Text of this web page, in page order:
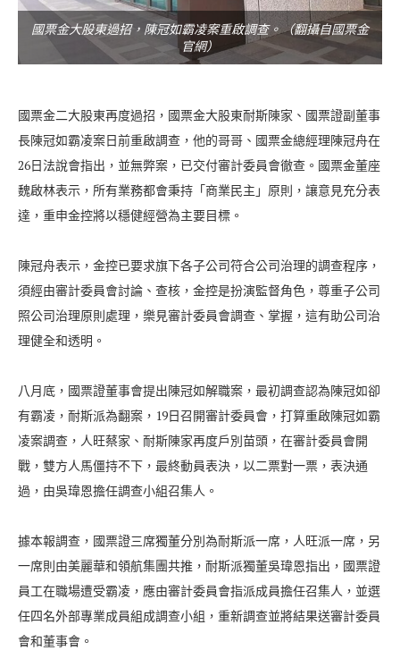
國票金大股東過招，陳冠如霸凌案重啟調查。（翻攝自國票金
官網）
國票金二大股東再度過招，國票金大股東耐斯陳家、國票證副董事
長陳冠如霸凌案日前重啟調查，他的哥哥、國票金總經理陳冠舟在
26日法說會指出，並無弊案，已交付審計委員會徹查。國票金董座
魏啟林表示，所有業務都會秉持「商業民主」原則，讓意見充分表
達，重申金控將以穩健經營為主要目標。
陳冠舟表示，金控已要求旗下各子公司符合公司治理的調查程序，
須經由審計委員會討論、查核，金控是扮演監督角色，尊重子公司
照公司治理原則處理，樂見審計委員會調查、掌握，這有助公司治
理健全和透明。
八月底，國票證董事會提出陳冠如解職案，最初調查認為陳冠如卻
有霸凌，耐斯派為翻案，19日召開審計委員會，打算重啟陳冠如霸
凌案調查，人旺蔡家、耐斯陳家再度戶別苗頭，在審計委員會開
戰，雙方人馬僵持不下，最終動員表決，以二票對一票，表決通
過，由吳瑋恩擔任調查小組召集人。
據本報調查，國票證三席獨董分別為耐斯派一席，人旺派一席，另
一席則由美麗華和領航集團共推，耐斯派獨董吳瑋恩指出，國票證
員工在職場遭受霸凌，應由審計委員會指派成員擔任召集人，並選
任四名外部專業成員組成調查小組，重新調查並將結果送審計委員
會和董事會。